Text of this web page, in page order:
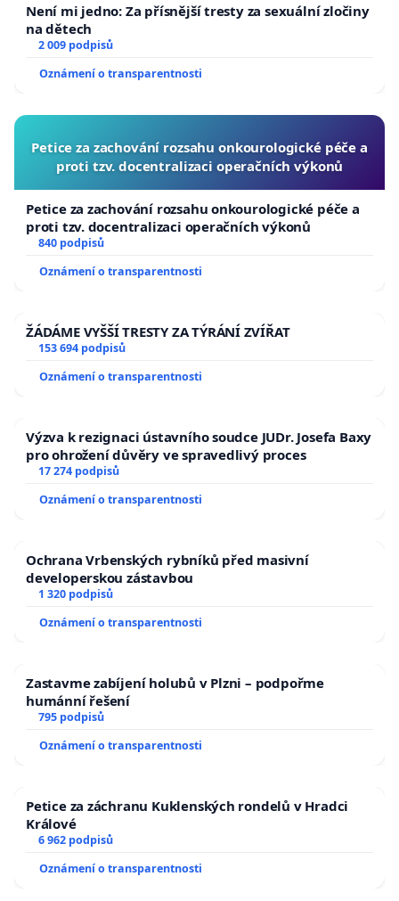
Není mi jedno: Za přísnější tresty za sexuální zločiny
na dětech
2 009 podpisů
Oznámení o transparentnosti
Petice za zachování rozsahu onkourologické péče a
proti tzv. docentralizaci operačních výkonů
Petice za zachování rozsahu onkourologické péče a
proti tzv. docentralizaci operačních výkonů
840 podpisů
Oznámení o transparentnosti
ŽÁDÁME VYŠŠÍ TRESTY ZA TÝRÁNÍ ZVÍŘAT
153 694 podpisů
Oznámení o transparentnosti
Výzva k rezignaci ústavního soudce JUDr. Josefa Baxy
pro ohrožení důvěry ve spravedlivý proces
17 274 podpisů
Oznámení o transparentnosti
Ochrana Vrbenských rybníků před masivní
developerskou zástavbou
1 320 podpisů
Oznámení o transparentnosti
Zastavme zabíjení holubů v Plzni – podpořme
humánní řešení
795 podpisů
Oznámení o transparentnosti
Petice za záchranu Kuklenských rondelů v Hradci
Králové
6 962 podpisů
Oznámení o transparentnosti